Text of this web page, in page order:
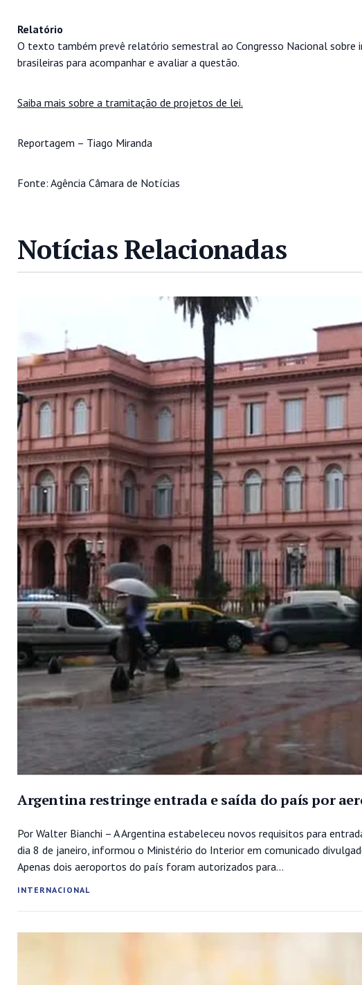
Relatório
O texto também prevê relatório semestral ao Congresso Nacional sobre
brasileiras para acompanhar e avaliar a questão.
Saiba mais sobre a tramitação de projetos de lei.
Reportagem – Tiago Miranda
Fonte: Agência Câmara de Notícias
Notícias Relacionadas
Argentina restringe entrada e saída do país por
Por Walter Bianchi – A Argentina estabeleceu novos requisitos para
dia 8 de janeiro, informou o Ministério do Interior em comunicado
Apenas dois aeroportos do país foram autorizados para...
INTERNACIONAL